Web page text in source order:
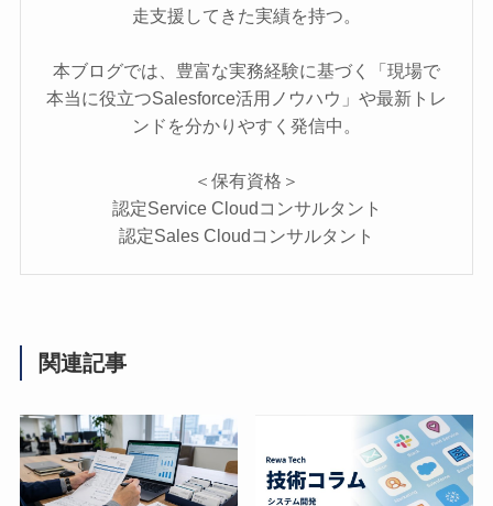
走支援してきた実績を持つ。
本ブログでは、豊富な実務経験に基づく「現場で
本当に役立つSalesforce活用ノウハウ」や最新トレ
ンドを分かりやすく発信中。
＜保有資格＞
認定Service Cloudコンサルタント
認定Sales Cloudコンサルタント
関連記事